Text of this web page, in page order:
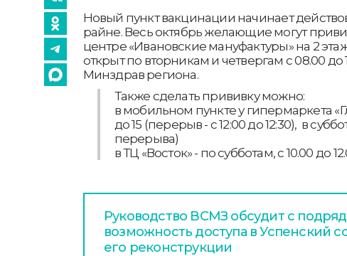
Новый пункт вакцинации начинает
райне. Весь октябрь желающие могут
центре «Ивановские мануфактуры» на 2
открыт по вторникам и четвергам с 08.00 до
Минздрав региона.
Также сделать прививку можно:
в мобильном пункте у гипермаркета
до 15 (перерыв - с 12:00 до 12:30), в
перерыва)
в ТЦ «Восток» - по субботам, с 10.00 до
Руководство ВСМЗ обсудит с
возможность доступа в Успенский
его реконструкции